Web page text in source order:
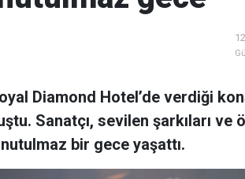
Diamond Hotel’de verdiği
Sanatçı, sevilen şarkıları ve
bir gece yaşattı.